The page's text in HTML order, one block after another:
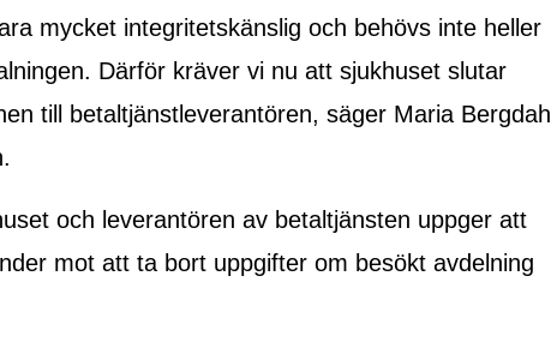
mycket integritetskänslig och behövs inte heller
Därför kräver vi nu att sjukhuset slutar
till betaltjänstleverantören, säger Maria Bergdahl
och leverantören av betaltjänsten uppger att
mot att ta bort uppgifter om besökt avdelning